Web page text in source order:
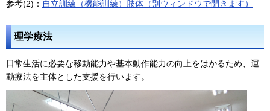
参考(2)： 自立訓練（機能訓練）肢体（別ウィンドウで開きます）
理学療法
日常生活に必要な移動能力や基本動作能力の向上をはかるため、運
動療法を主体とした支援を行います。